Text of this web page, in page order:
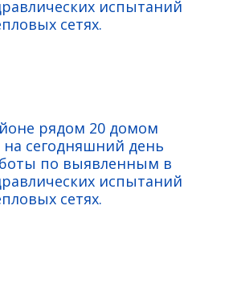
испытаний
сетях.
рядом 20 домом
сегодняшний день
по выявленным в
испытаний
сетях.